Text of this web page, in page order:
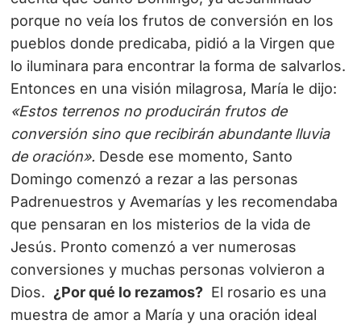
porque no veía los frutos de conversión en los
pueblos donde predicaba, pidió a la Virgen que
lo iluminara para encontrar la forma de salvarlos.
Entonces en una visión milagrosa, María le dijo:
«Estos terrenos no producirán frutos de
conversión sino que recibirán abundante lluvia
de oración». Desde ese momento, Santo
Domingo comenzó a rezar a las personas
Padrenuestros y Avemarías y les recomendaba
que pensaran en los misterios de la vida de
Jesús. Pronto comenzó a ver numerosas
conversiones y muchas personas volvieron a
Dios. ¿Por qué lo rezamos? El rosario es una
muestra de amor a María y una oración ideal